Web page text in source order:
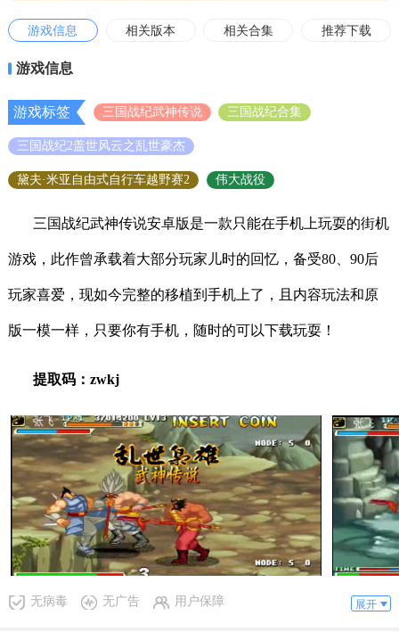
游戏信息 相关版本 相关合集 推荐下载
游戏信息
游戏标签 三国战纪武神传说 三国战纪合集
三国战纪2盖世风云之乱世豪杰
黛夫·米亚自由式自行车越野赛2 伟大战役
三国战纪武神传说安卓版是一款只能在手机上玩耍的街机
游戏，此作曾承载着大部分玩家儿时的回忆，备受80、90后
玩家喜爱，现如今完整的移植到手机上了，且内容玩法和原
版一模一样，只要你有手机，随时的可以下载玩耍！
提取码：zwkj
游戏特色
1、一款大型三国题材角色扮演类街机游戏，深受玩家喜
爱。
2、设计了多个经典的三国武将角色可以使用，造型生
动，出招丰富。
无病毒 无广告 用户保障 展开